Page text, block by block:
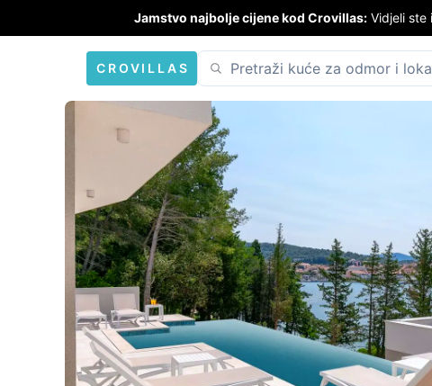
Jamstvo najbolje cijene kod Crovillas: Vidjeli ste
CROVILLAS